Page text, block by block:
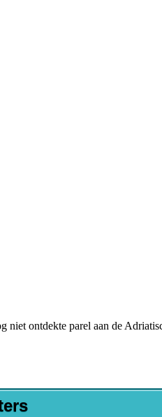
ontdekte parel aan de
en massatoerisme, hier
voorzieningen te